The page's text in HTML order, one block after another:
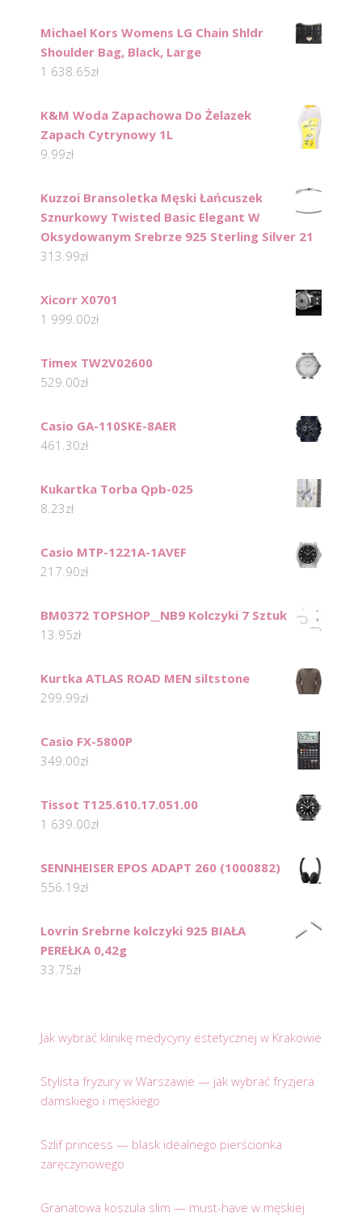
Michael Kors Womens LG Chain Shldr
Shoulder Bag, Black, Large
1 638.65zł
K&M Woda Zapachowa Do Żelazek
Zapach Cytrynowy 1L
9.99zł
Kuzzoi Bransoletka Męski Łańcuszek
Sznurkowy Twisted Basic Elegant W
Oksydowanym Srebrze 925 Sterling Silver 21
313.99zł
Xicorr X0701
1 999.00zł
Timex TW2V02600
529.00zł
Casio GA-110SKE-8AER
461.30zł
Kukartka Torba Qpb-025
8.23zł
Casio MTP-1221A-1AVEF
217.90zł
BM0372 TOPSHOP__NB9 Kolczyki 7 Sztuk
13.95zł
Kurtka ATLAS ROAD MEN siltstone
299.99zł
Casio FX-5800P
349.00zł
Tissot T125.610.17.051.00
1 639.00zł
SENNHEISER EPOS ADAPT 260 (1000882)
556.19zł
Lovrin Srebrne kolczyki 925 BIAŁA
PEREŁKA 0,42g
33.75zł
Jak wybrać klinikę medycyny estetycznej w Krakowie
Stylista fryzury w Warszawie — jak wybrać fryzjera
damskiego i męskiego
Szlif princess — blask idealnego pierścionka
zaręczynowego
Granatowa koszula slim — must-have w męskiej